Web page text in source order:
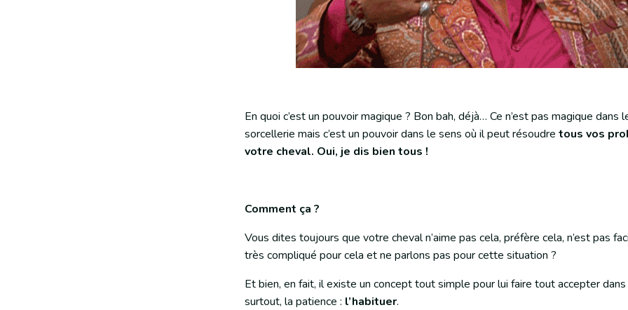
En quoi c’est un pouvoir magique ? Bon bah, déjà… Ce n’est pas magique dans
sorcellerie mais c’est un pouvoir dans le sens où il peut résoudretous vos
votre cheval. Oui, je dis bien tous !
Comment ça ?
Vous dites toujours que votre cheval n’aime pas cela, préfère cela, n’est pas
très compliqué pour cela et ne parlons pas pour cette situation ?
Et bien, en fait, il existe un concept tout simple pour lui faire tout accepter
surtout, la patience : l’habituer.